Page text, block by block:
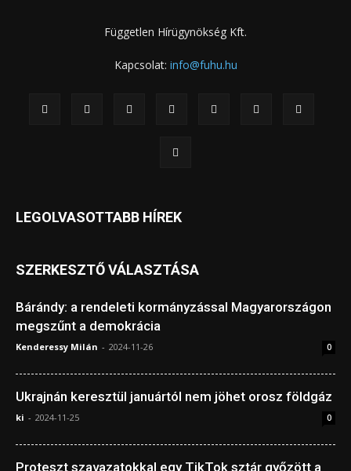
Független Hírügynökség Kft.
Kapcsolat: info@fuhu.hu
LEGOLVASOTTABB HÍREK
SZERKESZTŐ VÁLASZTÁSA
Bárándy: a rendeleti kormányzással Magyarországon
megszűnt a demokrácia
Kenderessy Milán - 2024-11-26 0
Ukrajnán keresztül januártól nem jöhet orosz földgáz
ki - 2024-11-25 0
Proteszt szavazatokkal egy TikTok sztár győzött a